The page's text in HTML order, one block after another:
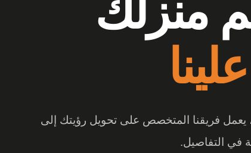
الفرق
والتصميم المبتكر، تتحول المساحة إلى تجربة